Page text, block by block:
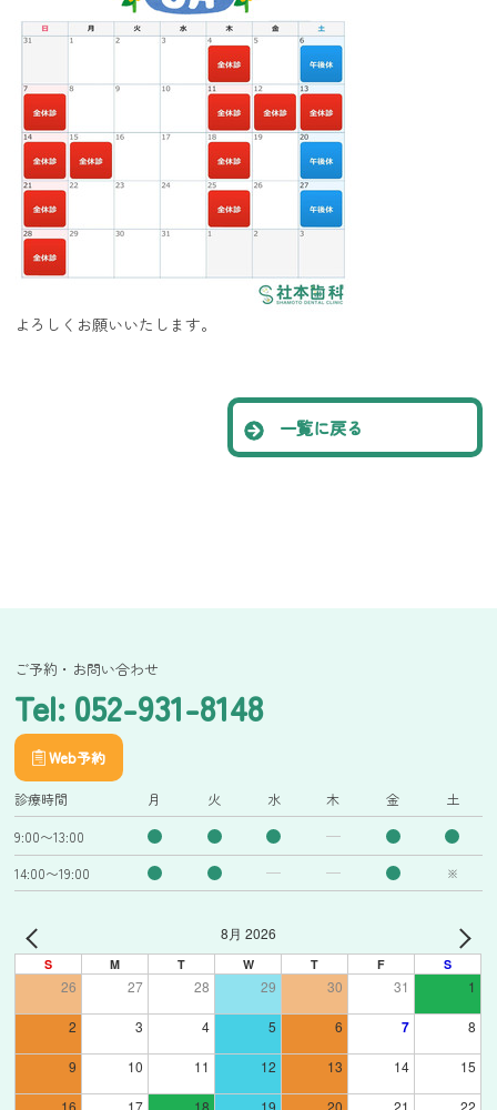
よろしくお願いいたします。
一覧に戻る
ご予約・お問い合わせ
Tel: 052-931-8148
Web予約
診療時間 月 火 水 木 金 土
9:00〜13:00
14:00〜19:00
※
8月 2026
S M T W T F S
26 27 28 29 30 31 1
2 3 4 5 6 7 8
9 10 11 12 13 14 15
16 17 18 19 20 21 22